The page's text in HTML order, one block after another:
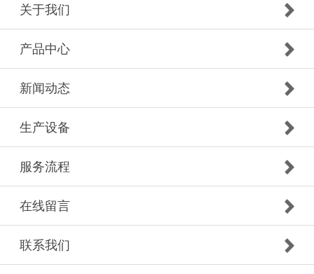
关于我们
产品中心
新闻动态
生产设备
服务流程
在线留言
联系我们